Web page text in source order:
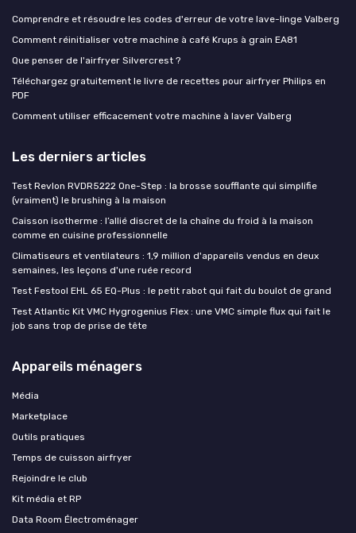
Comprendre et résoudre les codes d'erreur de votre lave-linge Valberg
Comment réinitialiser votre machine à café Krups à grain EA81
Que penser de l'airfryer Silvercrest ?
Téléchargez gratuitement le livre de recettes pour airfryer Philips en
PDF
Comment utiliser efficacement votre machine à laver Valberg
Les derniers articles
Test Revlon RVDR5222 One-Step : la brosse soufflante qui simplifie
(vraiment) le brushing à la maison
Caisson isotherme : l’allié discret de la chaîne du froid à la maison
comme en cuisine professionnelle
Climatiseurs et ventilateurs : 1,9 million d'appareils vendus en deux
semaines, les leçons d'une ruée record
Test Festool EHL 65 EQ-Plus : le petit rabot qui fait du boulot de grand
Test Atlantic Kit VMC Hygrogenius Flex : une VMC simple flux qui fait le
job sans trop de prise de tête
Appareils ménagers
Média
Marketplace
Outils pratiques
Temps de cuisson airfryer
Rejoindre le club
Kit média et RP
Data Room Électroménager